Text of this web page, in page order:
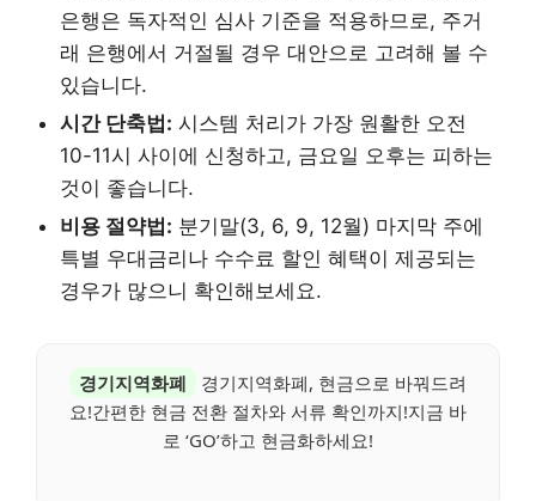
은행은 독자적인 심사 기준을 적용하므로, 주거
래 은행에서 거절될 경우 대안으로 고려해 볼 수
있습니다.
시간 단축법: 시스템 처리가 가장 원활한 오전
10-11시 사이에 신청하고, 금요일 오후는 피하는
것이 좋습니다.
비용 절약법: 분기말(3, 6, 9, 12월) 마지막 주에
특별 우대금리나 수수료 할인 혜택이 제공되는
경우가 많으니 확인해보세요.
경기지역화폐
경기지역화폐, 현금으로 바꿔드려
요!간편한 현금 전환 절차와 서류 확인까지!지금 바
로 ‘GO’하고 현금화하세요!